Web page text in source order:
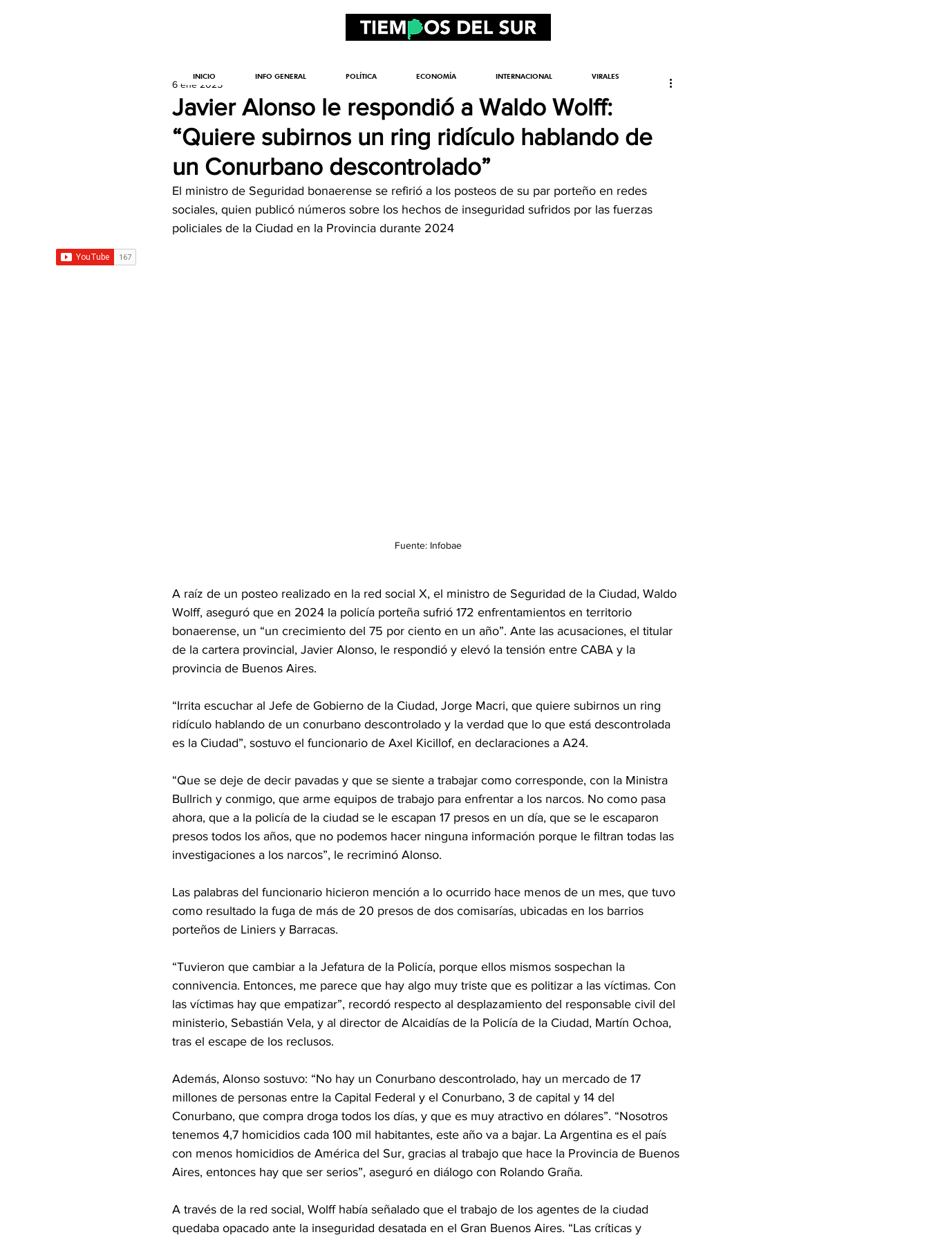
Javier Alonso le respondió a Waldo Wolff:
“Quiere subirnos un ring ridículo hablando de
un Conurbano descontrolado”
6 ene 2025
El ministro de Seguridad bonaerense se refirió a los posteos de su par porteño en redes
sociales, quien publicó números sobre los hechos de inseguridad sufridos por las fuerzas
policiales de la Ciudad en la Provincia durante 2024
Fuente: Infobae
A raíz de un posteo realizado en la red social X, el ministro de Seguridad de la Ciudad, Waldo
Wolff, aseguró que en 2024 la policía porteña sufrió 172 enfrentamientos en territorio
bonaerense, un “un crecimiento del 75 por ciento en un año”. Ante las acusaciones, el titular
de la cartera provincial, Javier Alonso, le respondió y elevó la tensión entre CABA y la
provincia de Buenos Aires.
“Irrita escuchar al Jefe de Gobierno de la Ciudad, Jorge Macri, que quiere subirnos un ring
ridículo hablando de un conurbano descontrolado y la verdad que lo que está descontrolada
es la Ciudad”, sostuvo el funcionario de Axel Kicillof, en declaraciones a A24.
“Que se deje de decir pavadas y que se siente a trabajar como corresponde, con la Ministra
Bullrich y conmigo, que arme equipos de trabajo para enfrentar a los narcos. No como pasa
ahora, que a la policía de la ciudad se le escapan 17 presos en un día, que se le escaparon
presos todos los años, que no podemos hacer ninguna información porque le filtran todas las
investigaciones a los narcos”, le recriminó Alonso.
Las palabras del funcionario hicieron mención a lo ocurrido hace menos de un mes, que tuvo
como resultado la fuga de más de 20 presos de dos comisarías, ubicadas en los barrios
porteños de Liniers y Barracas.
“Tuvieron que cambiar a la Jefatura de la Policía, porque ellos mismos sospechan la
connivencia. Entonces, me parece que hay algo muy triste que es politizar a las víctimas. Con
las víctimas hay que empatizar”, recordó respecto al desplazamiento del responsable civil del
ministerio, Sebastián Vela, y al director de Alcaidías de la Policía de la Ciudad, Martín Ochoa,
tras el escape de los reclusos.
Además, Alonso sostuvo: “No hay un Conurbano descontrolado, hay un mercado de 17
millones de personas entre la Capital Federal y el Conurbano, 3 de capital y 14 del
Conurbano, que compra droga todos los días, y que es muy atractivo en dólares”. “Nosotros
tenemos 4,7 homicidios cada 100 mil habitantes, este año va a bajar. La Argentina es el país
con menos homicidios de América del Sur, gracias al trabajo que hace la Provincia de Buenos
Aires, entonces hay que ser serios”, aseguró en diálogo con Rolando Graña.
A través de la red social, Wolff había señalado que el trabajo de los agentes de la ciudad
quedaba opacado ante la inseguridad desatada en el Gran Buenos Aires. “Las críticas y
INICIO INFO GENERAL POLÍTICA ECONOMÍA INTERNACIONAL VIRALES